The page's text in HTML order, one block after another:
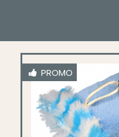
PROMO